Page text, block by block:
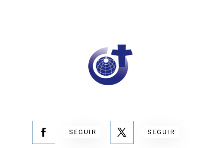
SEGUIR SEGUIR